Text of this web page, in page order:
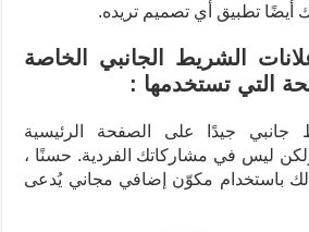
أيضًا تطبيق أي تصميم تريده.
الشريط الجانبي الخاصة
التي تستخدمها :
جيدًا على الصفحة الرئيسية
ليس في مشاركاتك الفردية. حسنًا ،
باستخدام مكوّن إضافي مجاني يُدعى